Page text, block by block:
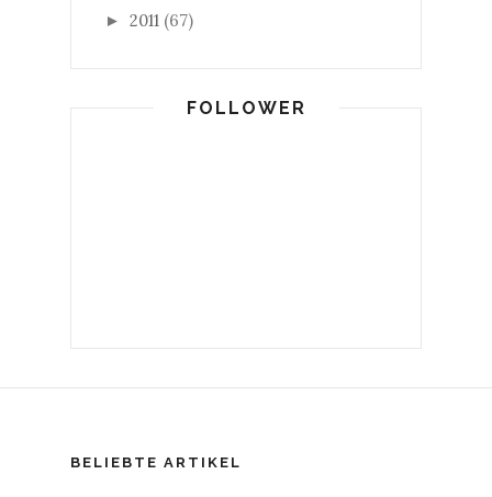
► 2011 (67)
FOLLOWER
BELIEBTE ARTIKEL